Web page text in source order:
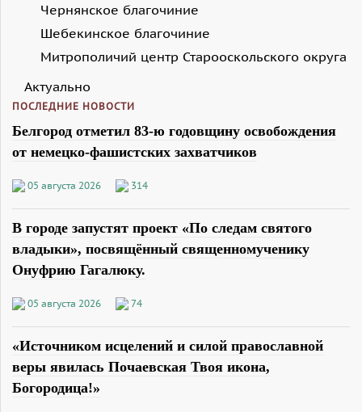
Чернянское благочиние
Шебекинское благочиние
Митрополичий центр Старооскольского округа
Актуально
ПОСЛЕДНИЕ НОВОСТИ
Белгород отметил 83-ю годовщину освобождения
от немецко-фашистских захватчиков
05 августа 2026 314
В городе запустят проект «По следам святого
владыки», посвящённый священномученику
Онуфрию Гагалюку.
05 августа 2026 74
«Источником исцелений и силой православной
веры явилась Почаевская Твоя икона,
Богородица!»